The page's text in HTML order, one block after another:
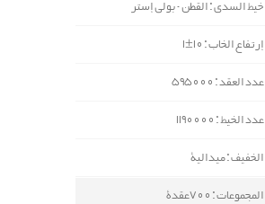
خيط السدی : القطن - بولي إستر
إرتفاع الخاب : 10±1
عدد العقد : 595000
عدد الخيط : 1190000
الخفيف : ميدالية
المجموعات : 700عقدة